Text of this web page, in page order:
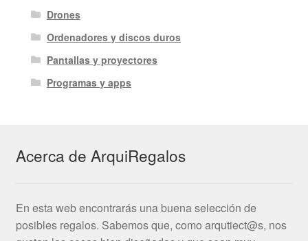
Drones
Ordenadores y discos duros
Pantallas y proyectores
Programas y apps
Acerca de ArquiRegalos
En esta web encontrarás una buena selección de
posibles regalos. Sabemos que, como arqutiect@s, nos